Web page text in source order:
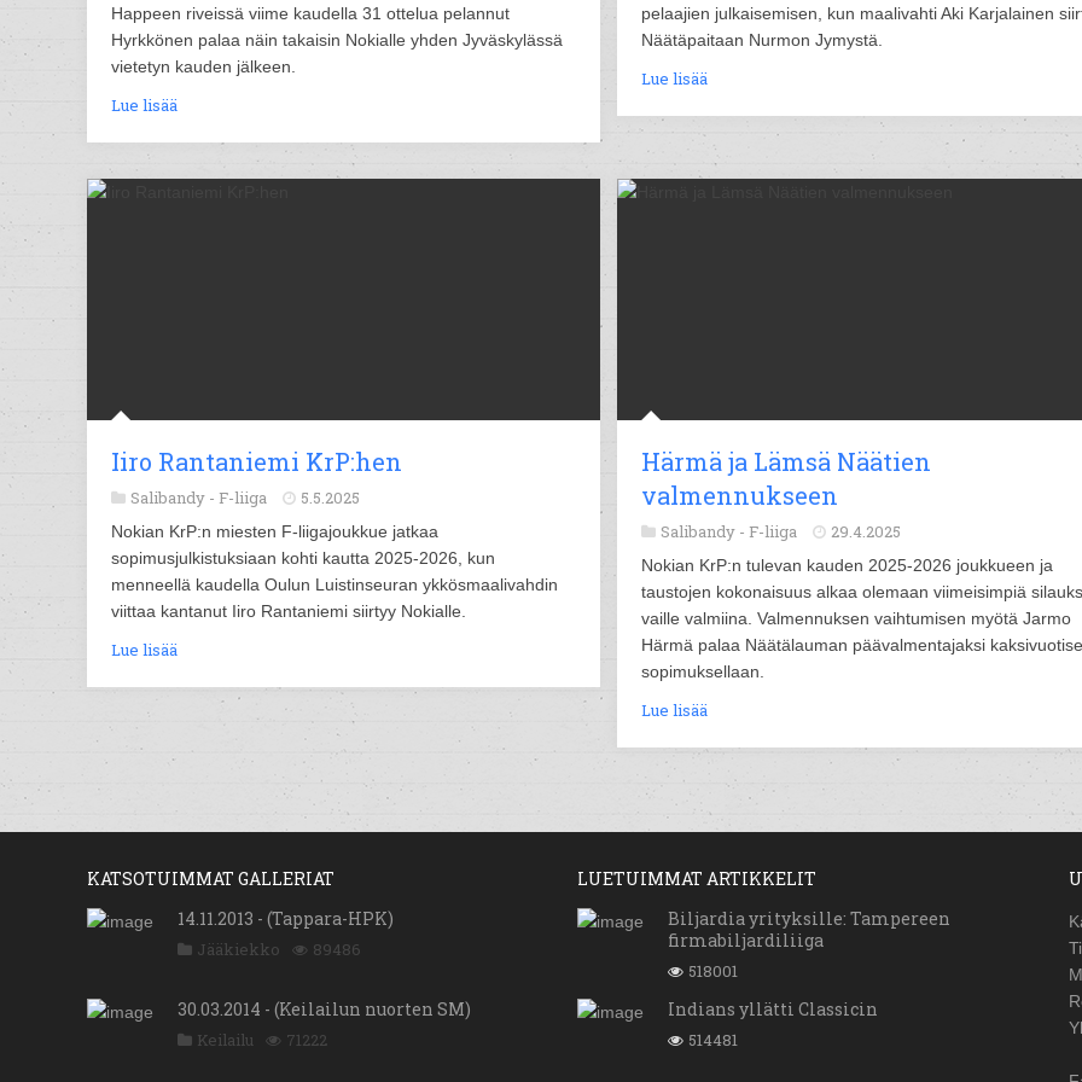
Happeen riveissä viime kaudella 31 ottelua pelannut
Hyrkkönen palaa näin takaisin Nokialle yhden Jyväskylässä
vietetyn kauden jälkeen.
Lue lisää
pelaajien julkaisemisen, kun maalivahti Aki Karjalainen
Näätäpaitaan Nurmon Jymystä.
Lue lisää
Iiro Rantaniemi KrP:hen
Salibandy - F-liiga 5.5.2025
Nokian KrP:n miesten F-liigajoukkue jatkaa
sopimusjulkistuksiaan kohti kautta 2025-2026, kun
menneellä kaudella Oulun Luistinseuran ykkösmaalivahdin
viittaa kantanut Iiro Rantaniemi siirtyy Nokialle.
Lue lisää
Härmä ja Lämsä Näätien
valmennukseen
Salibandy - F-liiga 29.4.2025
Nokian KrP:n tulevan kauden 2025-2026 joukkueen ja
taustojen kokonaisuus alkaa olemaan viimeisimpiä
vaille valmiina. Valmennuksen vaihtumisen myötä Jarmo
Härmä palaa Näätälauman päävalmentajaksi
sopimuksellaan.
Lue lisää
KATSOTUIMMAT GALLERIAT
14.11.2013 - (Tappara-HPK)
Jääkiekko 89486
30.03.2014 - (Keilailun nuorten SM)
Keilailu 71222
LUETUIMMAT ARTIKKELIT
Biljardia yrityksille: Tampereen
firmabiljardiliiga
518001
Indians yllätti Classicin
514481